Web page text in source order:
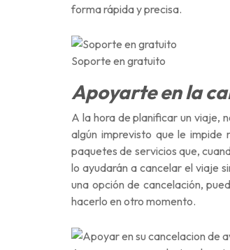
forma rápida y precisa.
Soporte en gratuito
Apoyarte en la
A la hora de planificar un viaje,
algún imprevisto que le impide
paquetes de servicios que,
lo ayudarán a cancelar el viaje
una opción de cancelación,
hacerlo en otro momento.